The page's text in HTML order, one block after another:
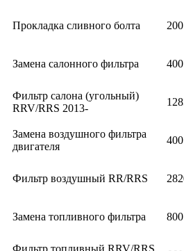
Прокладка сливного болта
Замена салонного фильтра
Фильтр салона (угольный)
RRV/RRS 2013-
Замена воздушного фильтра
двигателя
Фильтр воздушный RR/RRS
Замена топливного фильтра
Фильтр топливный RRV/RRS